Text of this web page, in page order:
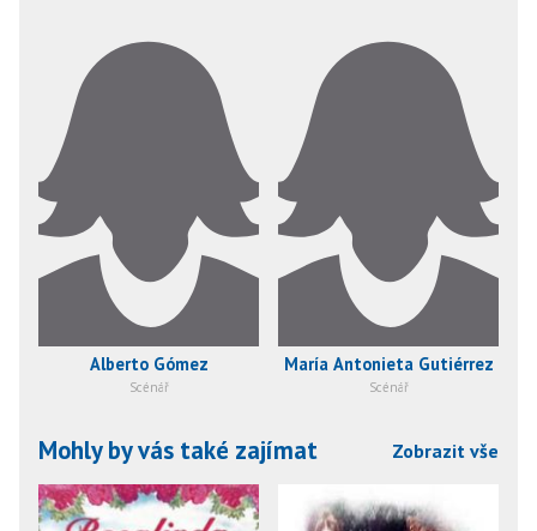
Alberto Gómez
Scénář
María Antonieta Gutiérrez
Scénář
Mohly by vás také zajímat Zobrazit vše